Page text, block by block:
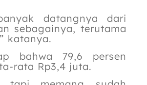
datangnya dari
sebagainya, terutama
katanya.
bahwa 79,6 persen
rata Rp3,4 juta.